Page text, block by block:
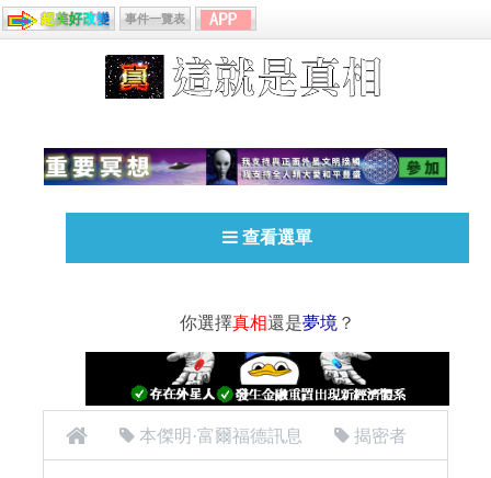
事件一覽表
查看選單
你選擇真相還是夢境 ？
本傑明·富爾福德訊息 揭密者